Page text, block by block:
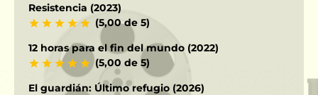
Resistencia (2023)
(5,00 de 5)
12 horas para el fin del mundo (2022)
(5,00 de 5)
El guardián: Último refugio (2026)